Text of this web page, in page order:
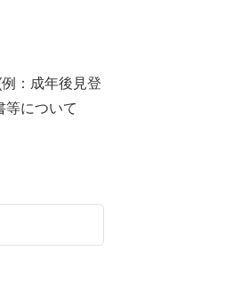
：成年後見登
等について